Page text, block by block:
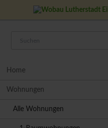
Home
Wohnungen
Alle Wohnungen